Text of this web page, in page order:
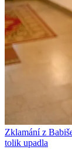
Zklamání z
tolik upadla